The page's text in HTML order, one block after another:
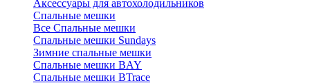
Аксессуары для автохолодильников
Спальные мешки
Все Спальные мешки
Спальные мешки Sundays
Зимние спальные мешки
Спальные мешки BAY
Спальные мешки BTrace